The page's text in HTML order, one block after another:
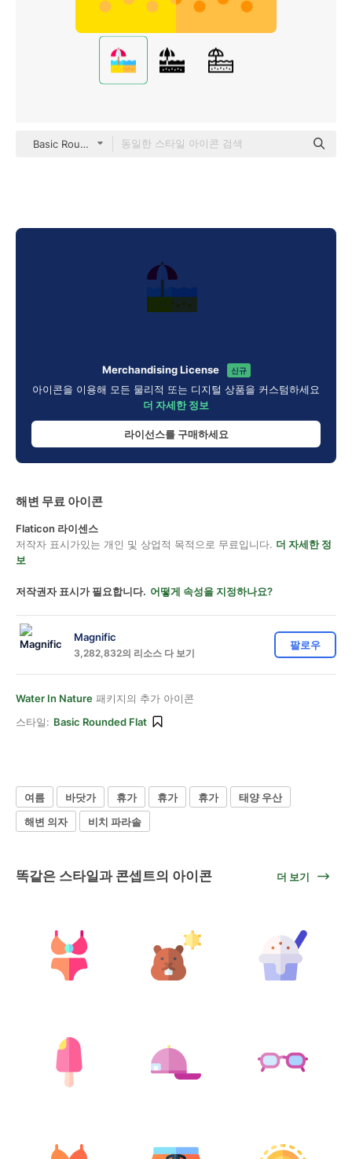
Basic Rounded Flat
Merchandising License 신규
아이콘을 이용해 모든 물리적 또는 디지털 상품을 커스텀하세요
더 자세한 정보
라이선스를 구매하세요
해변 무료 아이콘
Flaticon 라이센스
저작자 표시가있는 개인 및 상업적 목적으로 무료입니다. 더 자세한 정
보
저작권자 표시가 필요합니다. 어떻게 속성을 지정하나요?
Magnific
3,282,832의 리소스 다 보기
팔로우
Water In Nature 패키지의 추가 아이콘
스타일: Basic Rounded Flat
여름 바닷가 휴가 휴가 휴가
태양 우산
해변 의자
비치 파라솔
똑같은 스타일과 콘셉트의 아이콘 더 보기